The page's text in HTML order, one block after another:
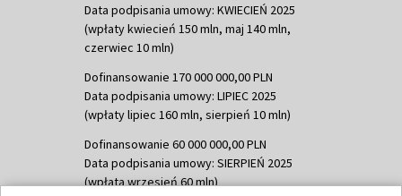
Data podpisania umowy: KWIECIEŃ 2025
(wpłaty kwiecień 150 mln, maj 140 mln,
czerwiec 10 mln)
Dofinansowanie 170 000 000,00 PLN
Data podpisania umowy: LIPIEC 2025
(wpłaty lipiec 160 mln, sierpień 10 mln)
Dofinansowanie 60 000 000,00 PLN
Data podpisania umowy: SIERPIEŃ 2025
(wpłata wrzesień 60 mln)